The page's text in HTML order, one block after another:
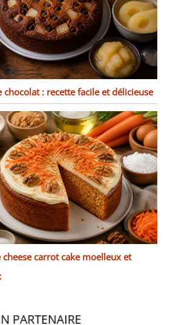
chocolat : recette facile et délicieuse
cheese carrot cake moelleux et